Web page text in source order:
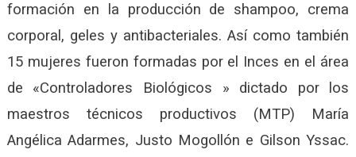
formación en la producción de shampoo, crema
corporal, geles y antibacteriales. Así como también
15 mujeres fueron formadas por el Inces en el área
de «Controladores Biológicos » dictado por los
maestros técnicos productivos (MTP) María
Angélica Adarmes, Justo Mogollón e Gilson Yssac.